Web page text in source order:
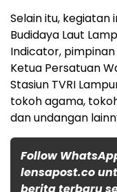
Selain itu, kegiatan
Budidaya Laut
Indicator,
Ketua Persatuan
Stasiun TVRI
tokoh agama,
dan undangan
Follow
lensapost.co